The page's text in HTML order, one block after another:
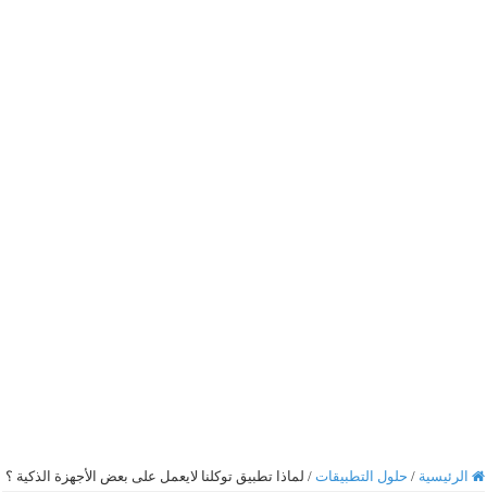
الرئيسية / حلول التطبيقات / لماذا تطبيق توكلنا لايعمل على بعض الأجهزة الذكية ؟